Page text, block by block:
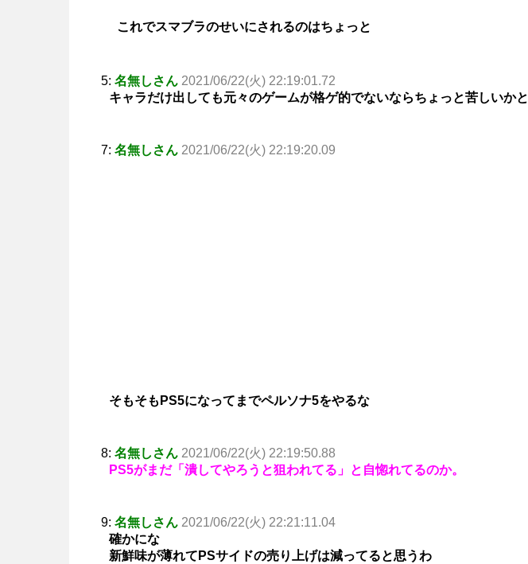
これでスマブラのせいにされるのはちょっと
5: 名無しさん 2021/06/22(火) 22:19:01.72
キャラだけ出しても元々のゲームが格ゲ的でないならちょっと苦しいかと
7: 名無しさん 2021/06/22(火) 22:19:20.09
そもそもPS5になってまでペルソナ5をやるな
8: 名無しさん 2021/06/22(火) 22:19:50.88
PS5がまだ「潰してやろうと狙われてる」と自惚れてるのか。
9: 名無しさん 2021/06/22(火) 22:21:11.04
確かにな
新鮮味が薄れてPSサイドの売り上げは減ってると思うわ